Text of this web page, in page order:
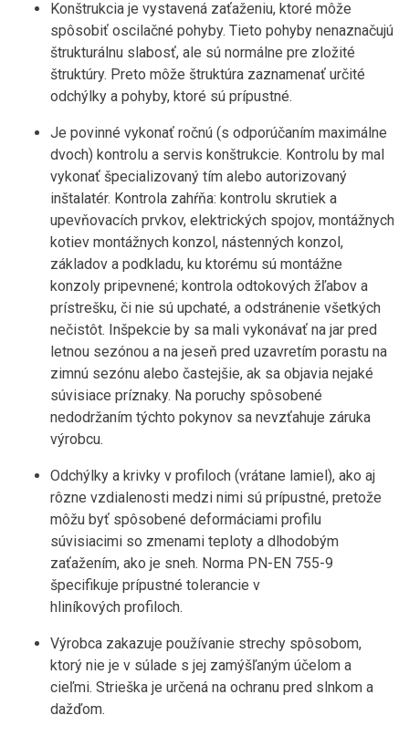
Konštrukcia je vystavená zaťaženiu, ktoré môže
spôsobiť oscilačné pohyby. Tieto pohyby nenaznačujú
štrukturálnu slabosť, ale sú normálne pre zložité
štruktúry. Preto môže štruktúra zaznamenať určité
odchýlky a pohyby, ktoré sú prípustné.
Je povinné vykonať ročnú (s odporúčaním maximálne
dvoch) kontrolu a servis konštrukcie. Kontrolu by mal
vykonať špecializovaný tím alebo autorizovaný
inštalatér. Kontrola zahŕňa: kontrolu skrutiek a
upevňovacích prvkov, elektrických spojov, montážnych
kotiev montážnych konzol, nástenných konzol,
základov a podkladu, ku ktorému sú montážne
konzoly pripevnené; kontrola odtokových žľabov a
prístrešku, či nie sú upchaté, a odstránenie všetkých
nečistôt. Inšpekcie by sa mali vykonávať na jar pred
letnou sezónou a na jeseň pred uzavretím porastu na
zimnú sezónu alebo častejšie, ak sa objavia nejaké
súvisiace príznaky. Na poruchy spôsobené
nedodržaním týchto pokynov sa nevzťahuje záruka
výrobcu.
Odchýlky a krivky v profiloch (vrátane lamiel), ako aj
rôzne vzdialenosti medzi nimi sú prípustné, pretože
môžu byť spôsobené deformáciami profilu
súvisiacimi so zmenami teploty a dlhodobým
zaťažením, ako je sneh. Norma PN-EN 755-9
špecifikuje prípustné tolerancie v
hliníkových profiloch.
Výrobca zakazuje používanie strechy spôsobom,
ktorý nie je v súlade s jej zamýšľaným účelom a
cieľmi. Strieška je určená na ochranu pred slnkom a
dažďom.